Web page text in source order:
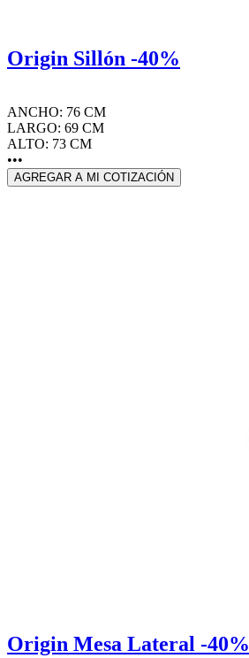
Origin Sillón -40%
ANCHO: 76 CM
LARGO: 69 CM
ALTO: 73 CM
•••
AGREGAR A MI COTIZACIÓN
Origin Mesa Lateral -40%